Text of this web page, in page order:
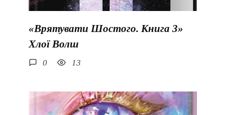
«Врятувати Шостого. Книга 3»
Хлої Волш
0 13